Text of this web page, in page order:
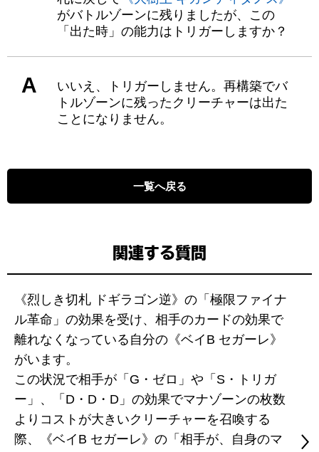
がバトルゾーンに残りましたが、この
「出た時」の能力はトリガーしますか？
A
いいえ、トリガーしません。再構築でバ
トルゾーンに残ったクリーチャーは出た
ことになりません。
一覧へ戻る
関連する質問
《烈しき切札 ドギラゴン逆》の「極限ファイナ
ル革命」の効果を受け、相手のカードの効果で
離れなくなっている自分の《ベイB セガーレ》
がいます。
この状況で相手が「G・ゼロ」や「S・トリガ
ー」、「D・D・D」の効果でマナゾーンの枚数
よりコストが大きいクリーチャーを召喚する
際、《ベイB セガーレ》の「相手が、自身のマ